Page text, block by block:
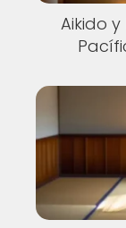
Aikido y